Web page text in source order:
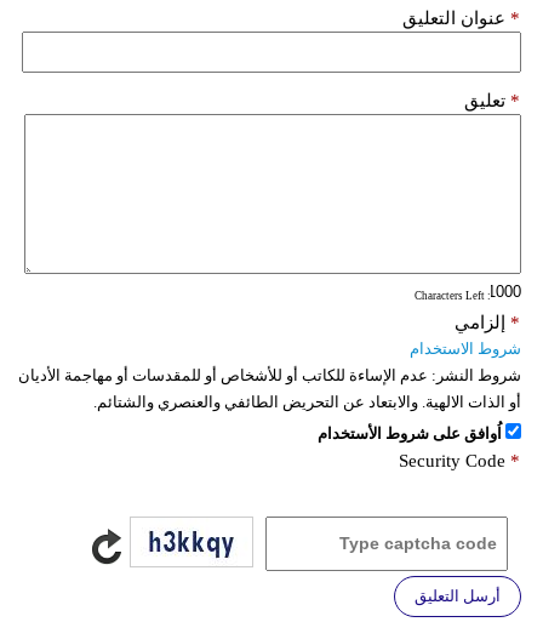
عنوان التعليق *
تعليق *
: Characters Left
إلزامي *
شروط الاستخدام
شروط النشر: عدم الإساءة للكاتب أو للأشخاص أو للمقدسات أو مهاجمة الأديان
أو الذات الالهية. والابتعاد عن التحريض الطائفي والعنصري والشتائم.
اُوافق على شروط الأستخدام
Security Code *
أرسل التعليق